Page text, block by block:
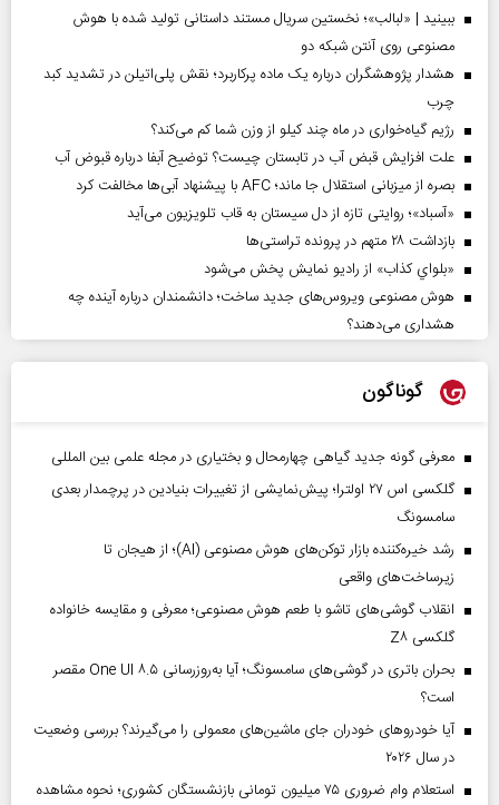
ببینید | «لبالب»؛ نخستین سریال مستند داستانی تولید شده با هوش
مصنوعی روی آنتن شبکه دو
هشدار پژوهشگران درباره یک ماده پرکاربرد؛ نقش پلی‌اتیلن در تشدید کبد
چرب
رژیم گیاه‌خواری در ماه چند کیلو از وزن شما کم می‌کند؟
علت افزایش قبض آب در تابستان چیست؟ توضیح آبفا درباره قبوض آب
بصره از میزبانی استقلال جا ماند؛ AFC با پیشنهاد آبی‌ها مخالفت کرد
«آسباد»؛ روایتی تازه از دل سیستان به قاب تلویزیون می‌آید
بازداشت ۲۸ متهم در پرونده تراستی‌ها
«بلواي کذاب» از رادیو نمایش پخش می‌شود
هوش مصنوعی ویروس‌های جدید ساخت؛ دانشمندان درباره آینده چه
هشداری می‌دهند؟
گوناگون
معرفی گونه جدید گیاهی چهارمحال و بختیاری در مجله علمی بین المللی
گلکسی اس ۲۷ اولترا؛ پیش‌نمایشی از تغییرات بنیادین در پرچمدار بعدی
سامسونگ
رشد خیره‌کننده بازار توکن‌های هوش مصنوعی (AI)؛ از هیجان تا
زیرساخت‌های واقعی
انقلاب گوشی‌های تاشو‌ با طعم هوش مصنوعی؛ معرفی و مقایسه خانواده
گلکسی Z۸
بحران باتری در گوشی‌های سامسونگ؛ آیا به‌روزرسانی One UI ۸.۵ مقصر
است؟
آیا خودروهای خودران جای ماشین‌های معمولی را می‌گیرند؟ بررسی وضعیت
در سال ۲۰۲۶
استعلام وام ضروری ۷۵ میلیون تومانی بازنشستگان کشوری؛ نحوه مشاهده